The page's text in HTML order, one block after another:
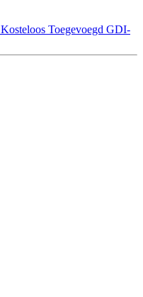
Kosteloos Toegevoegd GDI-